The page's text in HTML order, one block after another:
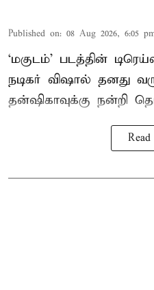
Published on: 08 Aug 2026, 6:05
‘மகுடம்’ படத்தின்
நடிகர் விஷால் தனது
தன்ஷிகாவுக்கு நன்றி